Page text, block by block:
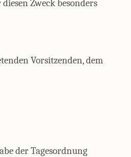
Zweck besonders
Vorsitzenden, dem
der Tagesordnung